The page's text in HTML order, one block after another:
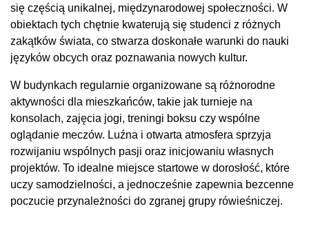
się częścią unikalnej, międzynarodowej społeczności. W
obiektach tych chętnie kwaterują się studenci z różnych
zakątków świata, co stwarza doskonałe warunki do nauki
języków obcych oraz poznawania nowych kultur.
W budynkach regularnie organizowane są różnorodne
aktywności dla mieszkańców, takie jak turnieje na
konsolach, zajęcia jogi, treningi boksu czy wspólne
oglądanie meczów. Luźna i otwarta atmosfera sprzyja
rozwijaniu wspólnych pasji oraz inicjowaniu własnych
projektów. To idealne miejsce startowe w dorosłość, które
uczy samodzielności, a jednocześnie zapewnia bezcenne
poczucie przynależności do zgranej grupy rówieśniczej.